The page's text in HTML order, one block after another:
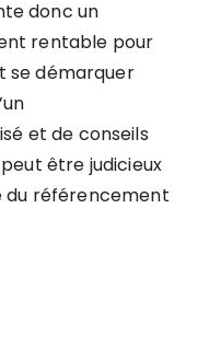
donc un
rentable pour
se démarquer
et de conseils
être judicieux
du référencement